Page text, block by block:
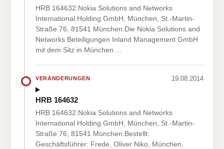
HRB 164632:Nokia Solutions and Networks
International Holding GmbH, München, St.-Martin-
Straße 76, 81541 München.Die Nokia Solutions and
Networks Beteiligungen Inland Management GmbH
mit dem Sitz in München …
VERÄNDERUNGEN 19.08.2014
HRB 164632
HRB 164632:Nokia Solutions and Networks
International Holding GmbH, München, St.-Martin-
Straße 76, 81541 München.Bestellt:
Geschäftsführer: Frede, Oliver Niko, München,